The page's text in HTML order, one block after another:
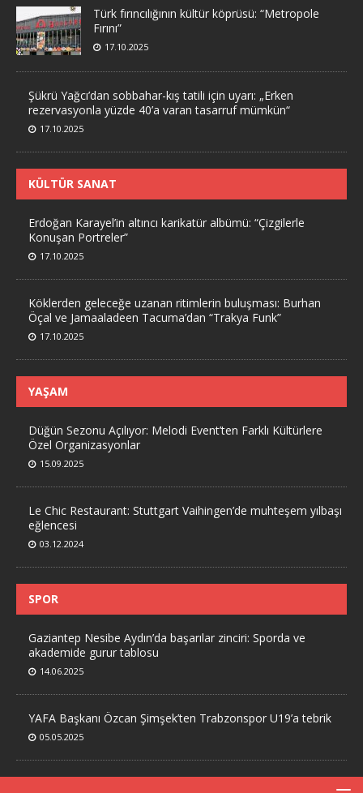
Türk fırıncılığının kültür köprüsü: “Metropole
Fırını”
17.10.2025
Şükrü Yağcı’dan sobbahar-kış tatili için uyarı: „Erken
rezervasyonla yüzde 40’a varan tasarruf mümkün“
17.10.2025
KÜLTÜR SANAT
Erdoğan Karayel’in altıncı karikatür albümü: “Çizgilerle
Konuşan Portreler”
17.10.2025
Köklerden geleceğe uzanan ritimlerin buluşması: Burhan
Öçal ve Jamaaladeen Tacuma’dan “Trakya Funk”
17.10.2025
YAŞAM
Düğün Sezonu Açılıyor: Melodi Event’ten Farklı Kültürlere
Özel Organizasyonlar
15.09.2025
Le Chic Restaurant: Stuttgart Vaihingen’de muhteşem yılbaşı
eğlencesi
03.12.2024
SPOR
Gaziantep Nesibe Aydın’da başarılar zinciri: Sporda ve
akademide gurur tablosu
14.06.2025
YAFA Başkanı Özcan Şimşek’ten Trabzonspor U19’a tebrik
05.05.2025